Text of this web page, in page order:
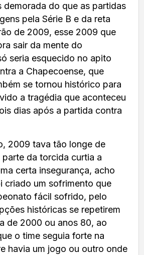
demorada do que as partidas
pela Série B e da reta
de 2009, esse 2009 que
sair da mente do
seria esquecido no apito
a Chapecoense, que
se tornou histórico para
a tragédia que aconteceu
dias após a partida contra
2009 tava tão longe de
da torcida curtia a
certa insegurança, acho
criado um sofrimento que
fácil sofrido, pelo
históricas se repetirem
de 2000 ou anos 80, ao
o time seguia forte na
havia um jogo ou outro onde